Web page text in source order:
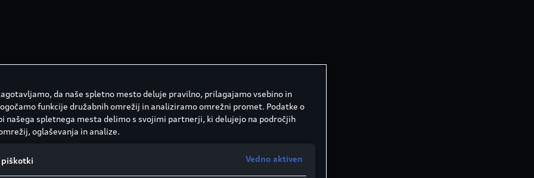
kot so na primer:
da naše spletno mesto deluje pravilno, prilagajamo vsebino in
funkcije družabnih omrežij in analiziramo omrežni promet. Podatke o
našega spletnega mesta delimo s svojimi partnerji, ki delujejo na področjih
oglaševanja in analize.
piškotki Vedno aktiven